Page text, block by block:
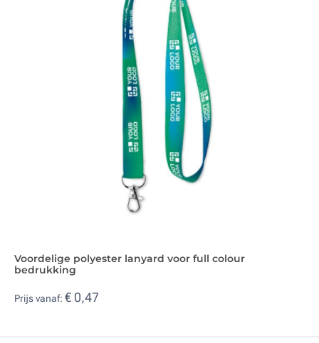
Voordelige polyester lanyard voor full colour
bedrukking
Prijs vanaf: € 0,47